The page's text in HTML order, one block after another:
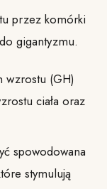
przez komórki
gigantyzmu.
wzrostu (GH)
ciała oraz
spowodowana
stymulują